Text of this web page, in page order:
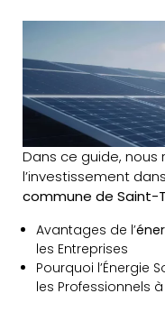
Dans ce guide,
l’investissement dans
commune de Saint-
Avantages de l’
les Entreprises
Pourquoi l’Énergie
les Professionnels